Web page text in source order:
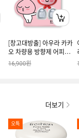
[창고대방출] 아우라 카카
오 차량용 방향제 어피치
페이스 4ml 2입 윌유메리
미향
16,900원
더보기
오특